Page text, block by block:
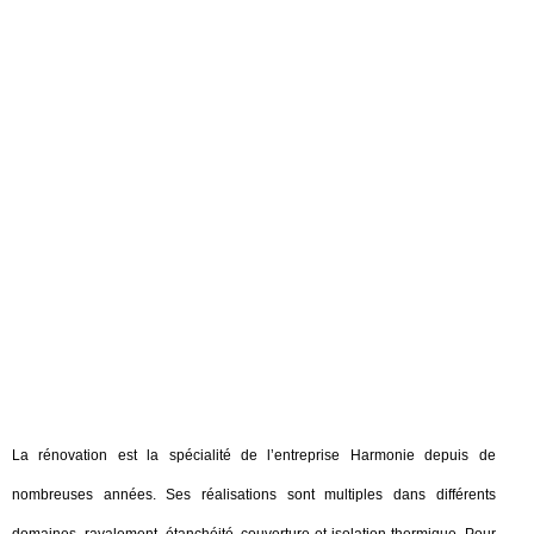
La rénovation est la spécialité de l’entreprise Harmonie depuis de
nombreuses années. Ses réalisations sont multiples dans différents